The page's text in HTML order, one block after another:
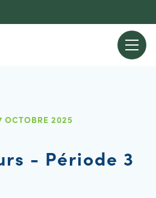
OCTOBRE 2025
- Période 3